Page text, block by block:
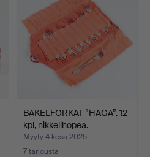
BAKELFORKAT ”HAGA”. 12
kpl, nikkelihopea.
Myyty 4 kesä 2025
7 tarjousta